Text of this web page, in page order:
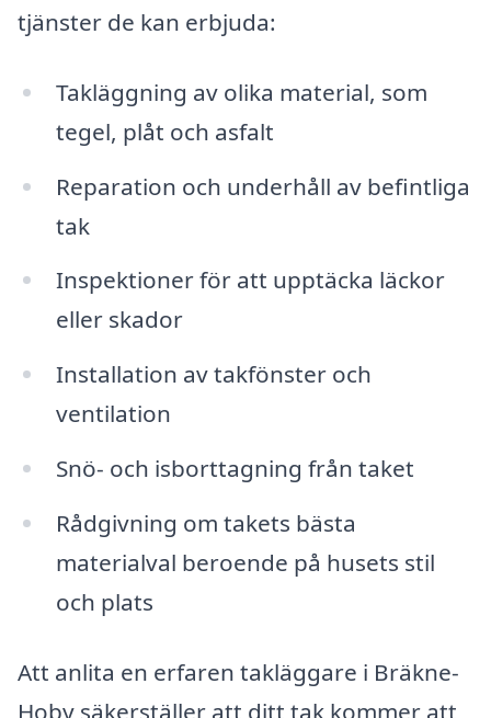
tjänster de kan erbjuda:
Takläggning av olika material, som
tegel, plåt och asfalt
Reparation och underhåll av befintliga
tak
Inspektioner för att upptäcka läckor
eller skador
Installation av takfönster och
ventilation
Snö- och isborttagning från taket
Rådgivning om takets bästa
materialval beroende på husets stil
och plats
Att anlita en erfaren takläggare i Bräkne-
Hoby säkerställer att ditt tak kommer att